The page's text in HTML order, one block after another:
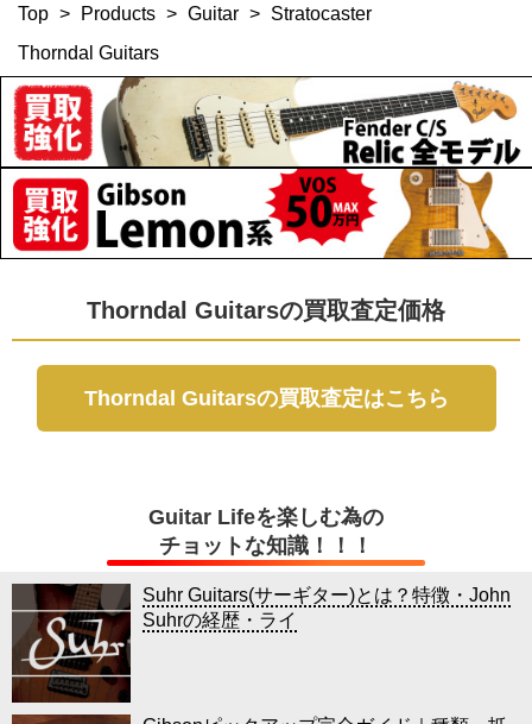
Top > Products > Guitar > Stratocaster
Thorndal Guitars
Thorndal Guitarsの買取査定価格
Thorndal Guitarsの買取査定はこちら
Guitar Lifeを楽しむ為の
チョットな知識！！！
Suhr Guitars(サーギター)とは？特徴・John
Suhrの経歴・ライ